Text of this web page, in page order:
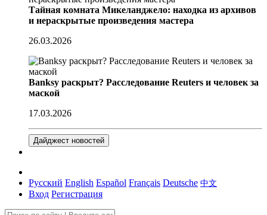
Тайная комната Микеланджело: находка из архивов
и нераскрытые произведения мастера
26.03.2026
Banksy раскрыт? Расследование Reuters и человек за
маской
17.03.2026
Дайджест новостей
Русский English Español Français Deutsche 中文
Вход Регистрация